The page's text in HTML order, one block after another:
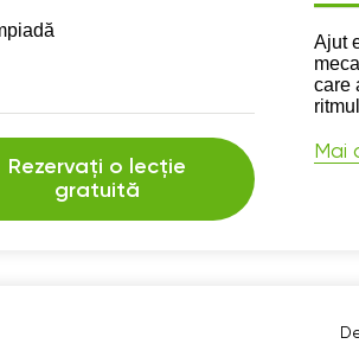
Rezervați o lecție
gratuită
Ajut
care
Mai